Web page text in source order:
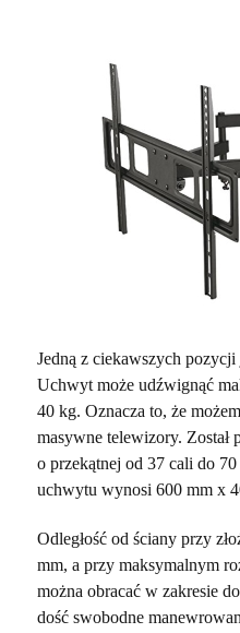
Jedną z ciekawszych
Uchwyt może udźwignąć
40 kg. Oznacza to, że
masywne telewizory.
o przekątnej od 37 cali do
uchwytu wynosi 600 mm x
Odległość od ściany przy
mm, a przy maksymalnym
można obracać w zakresie
dość swobodne